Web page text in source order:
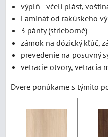
výplň - včelí plást,
Laminát od rakúskeho
3 pánty (strieborné)
zámok na dózický kľúč,
prevedenie na posuvný
vetracie otvory, vetracia
Dvere ponúkame s týmito